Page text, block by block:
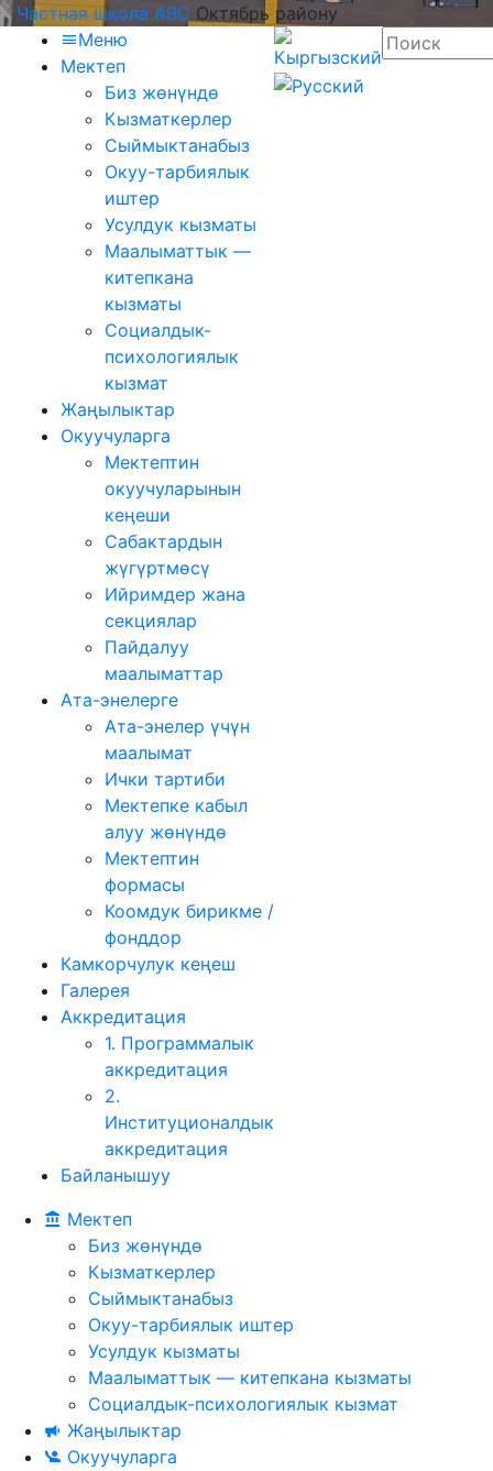
Частная школа ABC Октябрь району
Меню
Мектеп
Биз жөнүндө
Кызматкерлер
Сыймыктанабыз
Окуу-тарбиялык
иштер
Усулдук кызматы
Маалыматтык —
китепкана
кызматы
Социалдык-
психологиялык
кызмат
Жаңылыктар
Окуучуларга
Мектептин
окуучуларынын
кеңеши
Сабактардын
жүгүртмѳсү
Ийримдер жана
секциялар
Пайдалуу
маалыматтар
Ата-энелерге
Ата-энелер үчүн
маалымат
Ички тартиби
Мектепке кабыл
алуу жөнүндө
Мектептин
формасы
Коомдук бирикме /
фонддор
Камкорчулук кеңеш
Галерея
Аккредитация
1. Программалык
аккредитация
2.
Институционалдык
аккредитация
Байланышуу
Мектеп
Биз жөнүндө
Кызматкерлер
Сыймыктанабыз
Окуу-тарбиялык иштер
Усулдук кызматы
Маалыматтык — китепкана кызматы
Социалдык-психологиялык кызмат
Жаңылыктар
Окуучуларга